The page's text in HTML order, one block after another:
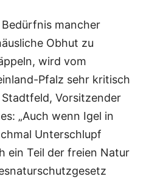
mancher
Obhut zu
wird vom
Pfalz sehr kritisch
Vorsitzender
„Auch wenn Igel in
Unterschlupf
ein Teil der freien Natur